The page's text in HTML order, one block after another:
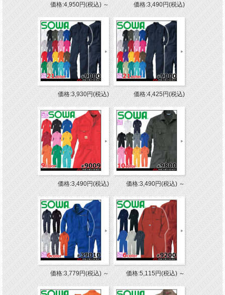
価格:4,950円(税込)～ 価格:3,490円(税込)
価格:3,930円(税込) 価格:4,425円(税込)
価格:3,490円(税込) 価格:3,490円(税込)～
価格:3,779円(税込)～ 価格:5,115円(税込)～